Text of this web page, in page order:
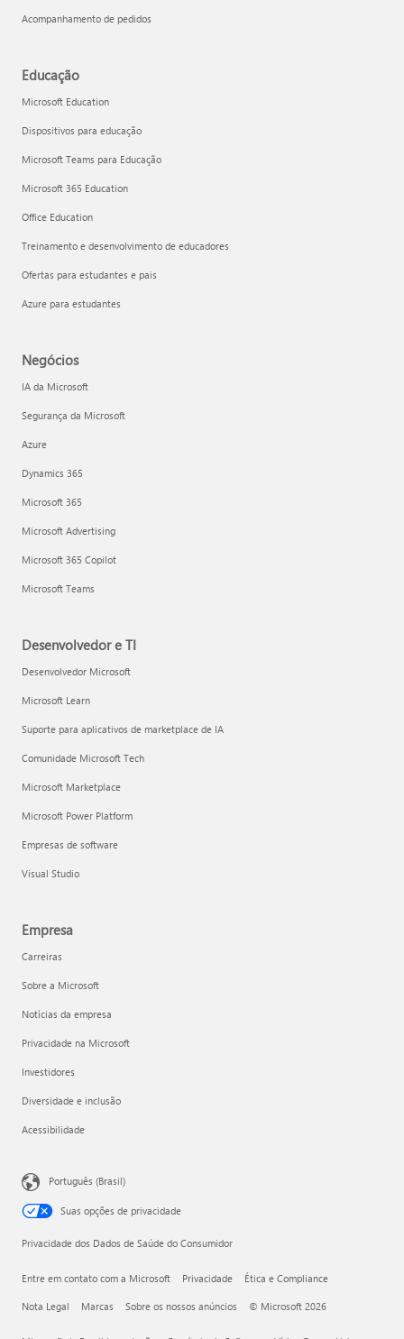
Acompanhamento de pedidos
Educação
Microsoft Education
Dispositivos para educação
Microsoft Teams para Educação
Microsoft 365 Education
Office Education
Treinamento e desenvolvimento de educadores
Ofertas para estudantes e pais
Azure para estudantes
Negócios
IA da Microsoft
Segurança da Microsoft
Azure
Dynamics 365
Microsoft 365
Microsoft Advertising
Microsoft 365 Copilot
Microsoft Teams
Desenvolvedor e TI
Desenvolvedor Microsoft
Microsoft Learn
Suporte para aplicativos de marketplace de IA
Comunidade Microsoft Tech
Microsoft Marketplace
Microsoft Power Platform
Empresas de software
Visual Studio
Empresa
Carreiras
Sobre a Microsoft
Notícias da empresa
Privacidade na Microsoft
Investidores
Diversidade e inclusão
Acessibilidade
Português (Brasil)
Suas opções de privacidade
Privacidade dos Dados de Saúde do Consumidor
Entre em contato com a Microsoft Privacidade Ética e Compliance
Nota Legal Marcas Sobre os nossos anúncios © Microsoft 2026